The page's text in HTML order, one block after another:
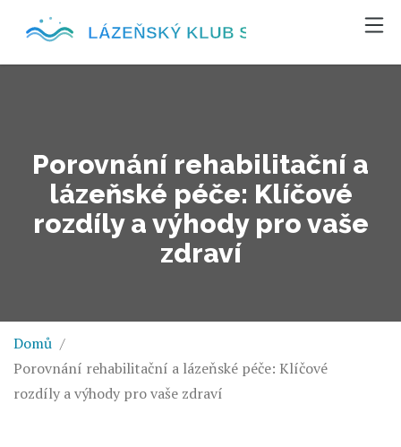
Porovnání rehabilitační a
lázeňské péče: Klíčové
rozdíly a výhody pro vaše
zdraví
Domů
Porovnání rehabilitační a lázeňské péče: Klíčové
rozdíly a výhody pro vaše zdraví